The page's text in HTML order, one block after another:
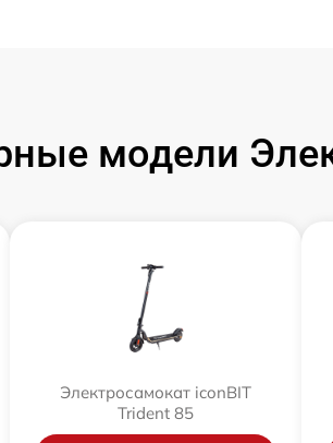
модели
Электросамокат iconBIT
Trident 85